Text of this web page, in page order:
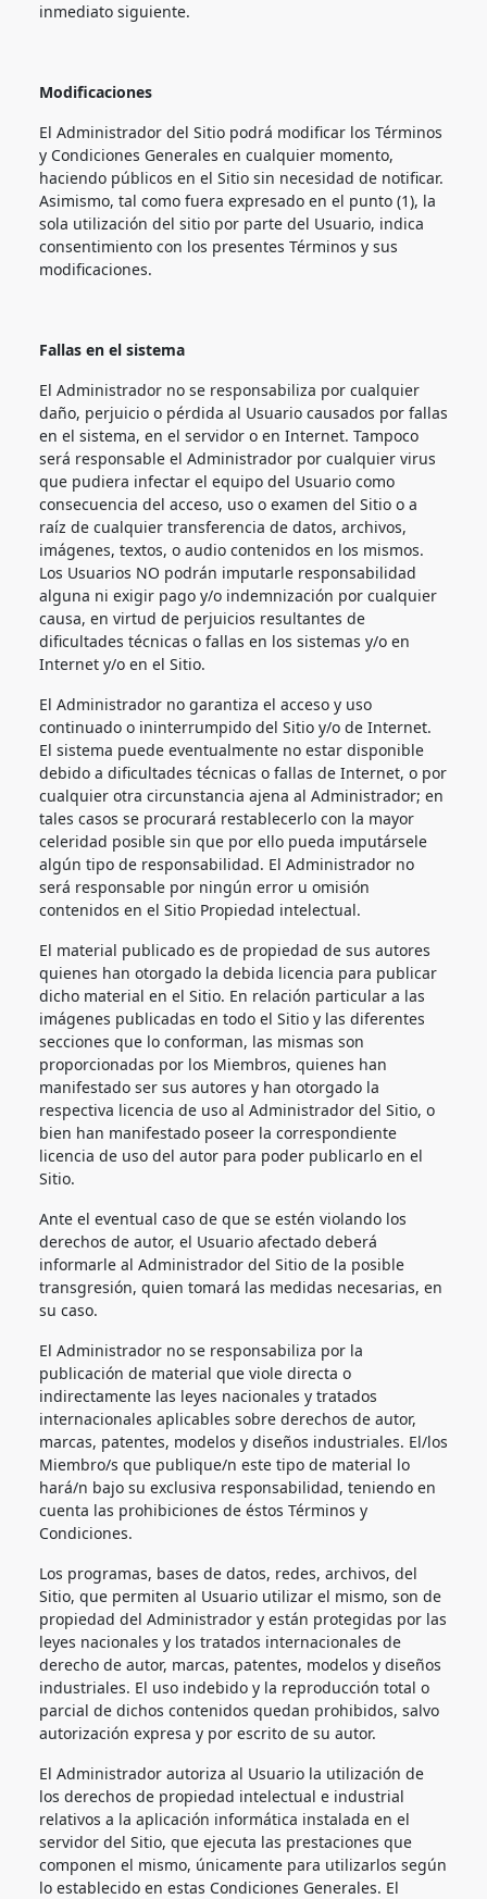
inmediato siguiente.
Modificaciones
El Administrador del Sitio podrá modificar los Términos
y Condiciones Generales en cualquier momento,
haciendo públicos en el Sitio sin necesidad de notificar.
Asimismo, tal como fuera expresado en el punto (1), la
sola utilización del sitio por parte del Usuario, indica
consentimiento con los presentes Términos y sus
modificaciones.
Fallas en el sistema
El Administrador no se responsabiliza por cualquier
daño, perjuicio o pérdida al Usuario causados por fallas
en el sistema, en el servidor o en Internet. Tampoco
será responsable el Administrador por cualquier virus
que pudiera infectar el equipo del Usuario como
consecuencia del acceso, uso o examen del Sitio o a
raíz de cualquier transferencia de datos, archivos,
imágenes, textos, o audio contenidos en los mismos.
Los Usuarios NO podrán imputarle responsabilidad
alguna ni exigir pago y/o indemnización por cualquier
causa, en virtud de perjuicios resultantes de
dificultades técnicas o fallas en los sistemas y/o en
Internet y/o en el Sitio.
El Administrador no garantiza el acceso y uso
continuado o ininterrumpido del Sitio y/o de Internet.
El sistema puede eventualmente no estar disponible
debido a dificultades técnicas o fallas de Internet, o por
cualquier otra circunstancia ajena al Administrador; en
tales casos se procurará restablecerlo con la mayor
celeridad posible sin que por ello pueda imputársele
algún tipo de responsabilidad. El Administrador no
será responsable por ningún error u omisión
contenidos en el Sitio Propiedad intelectual.
El material publicado es de propiedad de sus autores
quienes han otorgado la debida licencia para publicar
dicho material en el Sitio. En relación particular a las
imágenes publicadas en todo el Sitio y las diferentes
secciones que lo conforman, las mismas son
proporcionadas por los Miembros, quienes han
manifestado ser sus autores y han otorgado la
respectiva licencia de uso al Administrador del Sitio, o
bien han manifestado poseer la correspondiente
licencia de uso del autor para poder publicarlo en el
Sitio.
Ante el eventual caso de que se estén violando los
derechos de autor, el Usuario afectado deberá
informarle al Administrador del Sitio de la posible
transgresión, quien tomará las medidas necesarias, en
su caso.
El Administrador no se responsabiliza por la
publicación de material que viole directa o
indirectamente las leyes nacionales y tratados
internacionales aplicables sobre derechos de autor,
marcas, patentes, modelos y diseños industriales. El/los
Miembro/s que publique/n este tipo de material lo
hará/n bajo su exclusiva responsabilidad, teniendo en
cuenta las prohibiciones de éstos Términos y
Condiciones.
Los programas, bases de datos, redes, archivos, del
Sitio, que permiten al Usuario utilizar el mismo, son de
propiedad del Administrador y están protegidas por las
leyes nacionales y los tratados internacionales de
derecho de autor, marcas, patentes, modelos y diseños
industriales. El uso indebido y la reproducción total o
parcial de dichos contenidos quedan prohibidos, salvo
autorización expresa y por escrito de su autor.
El Administrador autoriza al Usuario la utilización de
los derechos de propiedad intelectual e industrial
relativos a la aplicación informática instalada en el
servidor del Sitio, que ejecuta las prestaciones que
componen el mismo, únicamente para utilizarlos según
lo establecido en estas Condiciones Generales. El